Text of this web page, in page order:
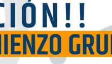
1